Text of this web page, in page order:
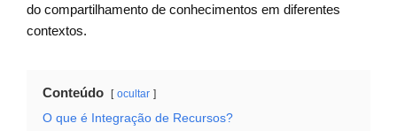
do compartilhamento de conhecimentos em diferentes
contextos.
Conteúdo ocultar
O que é Integração de Recursos?